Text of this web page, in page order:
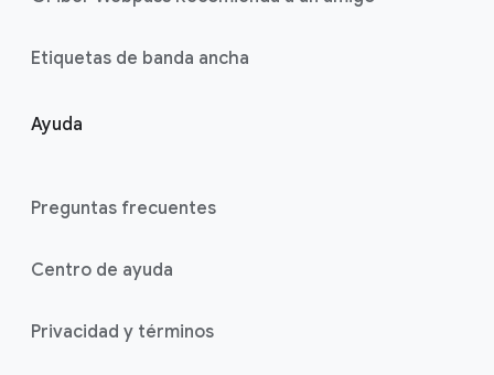
Etiquetas de banda ancha
Ayuda
Preguntas frecuentes
Centro de ayuda
Privacidad y términos